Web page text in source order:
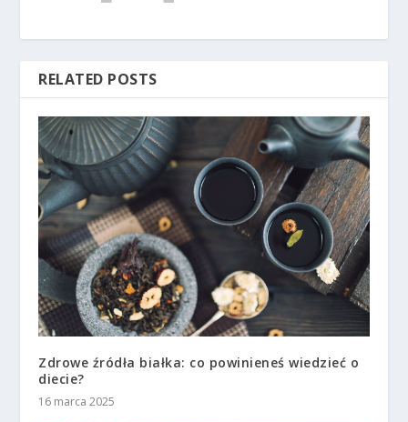
RELATED POSTS
Zdrowe źródła białka: co powinieneś wiedzieć o
diecie?
16 marca 2025